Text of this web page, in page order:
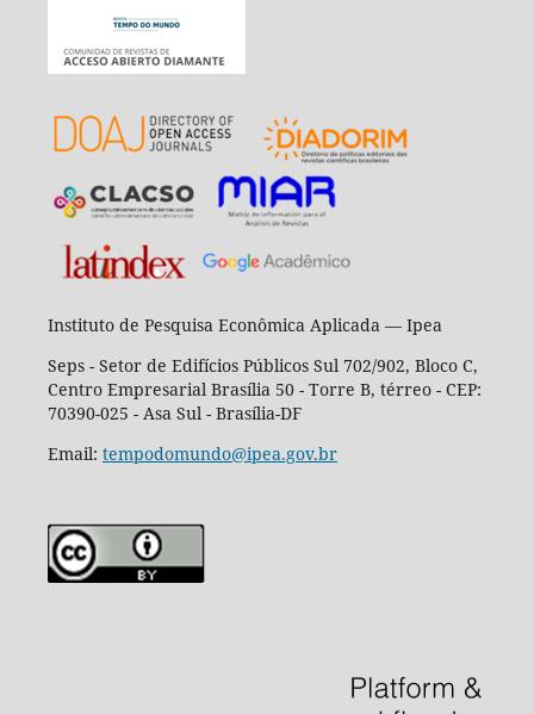
Instituto de Pesquisa Econômica Aplicada — Ipea
Seps - Setor de Edifícios Públicos Sul 702/902, Bloco C,
Centro Empresarial Brasília 50 - Torre B, térreo - CEP:
70390-025 - Asa Sul - Brasília-DF
Email: tempodomundo@ipea.gov.br